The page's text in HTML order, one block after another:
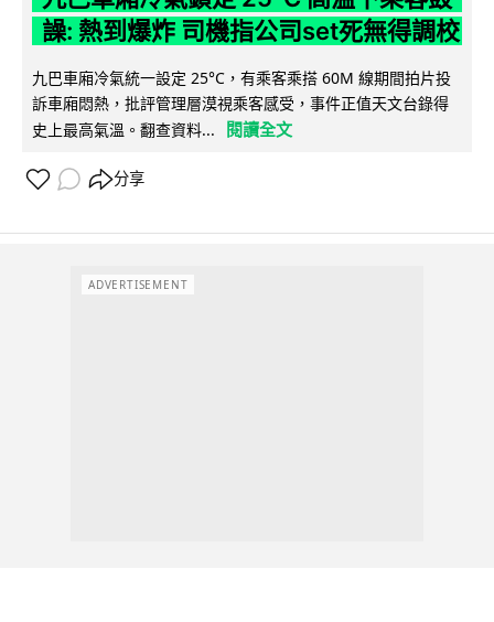
譟: 熱到爆炸 司機指公司set死無得調校
九巴車廂冷氣統一設定 25°C，有乘客乘搭 60M 線期間拍片投
訴車廂悶熱，批評管理層漠視乘客感受，事件正值天文台錄得
史上最高氣溫。翻查資料...
閱讀全文
分享
ADVERTISEMENT